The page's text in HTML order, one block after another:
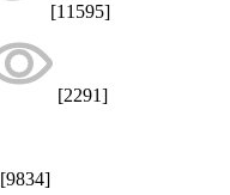
[11595]
[2291]
[9834]